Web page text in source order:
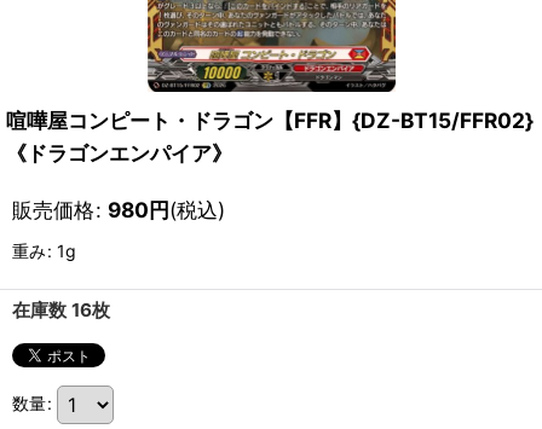
喧嘩屋コンピート・ドラゴン【FFR】{DZ-BT15/FFR02}
《ドラゴンエンパイア》
販売価格: 980円(税込)
重み: 1g
在庫数 16枚
数量: